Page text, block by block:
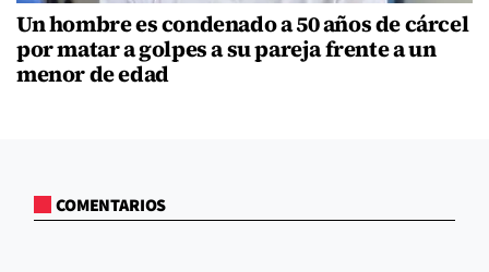
Un hombre es condenado a 50 años de cárcel
por matar a golpes a su pareja frente a un
menor de edad
COMENTARIOS